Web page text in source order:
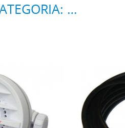
16 ALTRI PRODOTTI DELLA STESSA CATEGORIA: